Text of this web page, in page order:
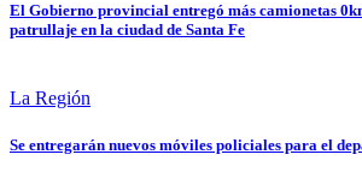
El Gobierno provincial entregó más camionetas
patrullaje en la ciudad de Santa Fe
La Región
Se entregarán nuevos móviles policiales para el